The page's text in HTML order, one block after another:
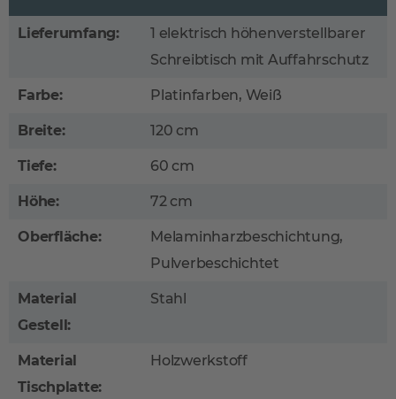
Lieferumfang:
1 elektrisch höhenverstellbarer
Schreibtisch mit Auffahrschutz
Farbe: Platinfarben, Weiß
Breite: 120 cm
Tiefe: 60 cm
Höhe: 72 cm
Oberfläche:
Melaminharzbeschichtung,
Pulverbeschichtet
Material
Gestell:
Stahl
Material
Tischplatte:
Holzwerkstoff